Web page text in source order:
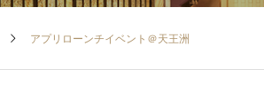
アプリローンチイベント＠天王洲